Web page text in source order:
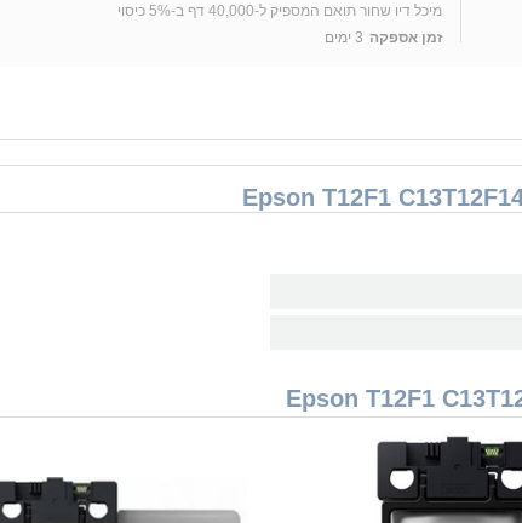
מיכל דיו שחור תואם המספיק ל-40,000 דף ב-5% כיסוי
זמן אספקה 3 ימים